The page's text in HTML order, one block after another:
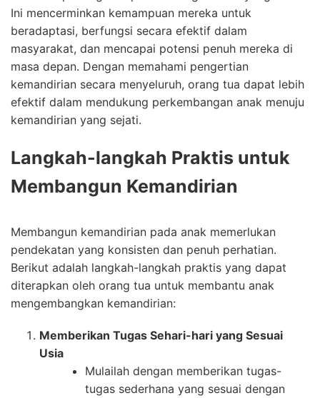
Ini mencerminkan kemampuan mereka untuk
beradaptasi, berfungsi secara efektif dalam
masyarakat, dan mencapai potensi penuh mereka di
masa depan. Dengan memahami pengertian
kemandirian secara menyeluruh, orang tua dapat lebih
efektif dalam mendukung perkembangan anak menuju
kemandirian yang sejati.
Langkah-langkah Praktis untuk
Membangun Kemandirian
Membangun kemandirian pada anak memerlukan
pendekatan yang konsisten dan penuh perhatian.
Berikut adalah langkah-langkah praktis yang dapat
diterapkan oleh orang tua untuk membantu anak
mengembangkan kemandirian:
Memberikan Tugas Sehari-hari yang Sesuai
Usia
Mulailah dengan memberikan tugas-
tugas sederhana yang sesuai dengan